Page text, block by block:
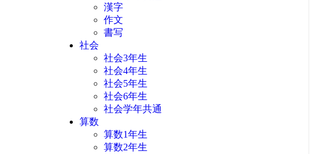
漢字
作文
書写
社会
社会3年生
社会4年生
社会5年生
社会6年生
社会学年共通
算数
算数1年生
算数2年生